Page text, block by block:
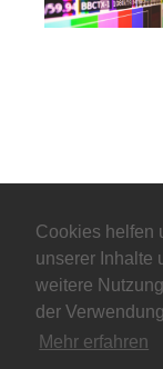
Cookies helfen
unserer Inhalte
weitere
der
Mehr erfahren